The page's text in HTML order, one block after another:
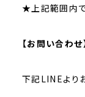
★上記範囲内で
【お問い合わせ
下記LINEより